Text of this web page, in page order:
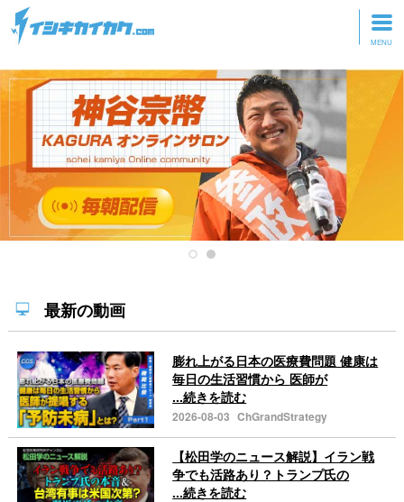
トップページ
動画を見る
記事を読む
セミナーに参加
研修・ツアーに参加
最新の動画
膨れ上がる日本の医療費問題 健康は
毎日の生活習慣から 医師が
...続きを読む
2026-08-03 ChGrandStrategy
【松田学のニュース解説】イラン戦
争でも活路あり？トランプ氏の
...続きを読む